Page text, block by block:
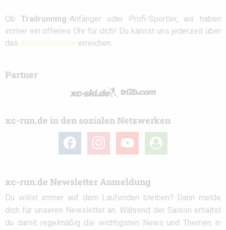
Ob Trailrunning-Anfänger oder Profi-Sportler, wir haben
immer ein offenes Ohr für dich! Du kannst uns jederzeit über
das Kontaktformular erreichen.
Partner
xc-run.de in den sozialen Netzwerken
facebook instagramyoutube
user-
circle
xc-run.de Newsletter Anmeldung
Du willst immer auf dem Laufenden bleiben? Dann melde
dich für unseren Newsletter an. Während der Saison erhältst
du damit regelmäßig die wichtigsten News und Themen in